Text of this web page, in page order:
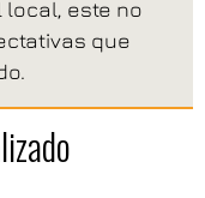
este no
que